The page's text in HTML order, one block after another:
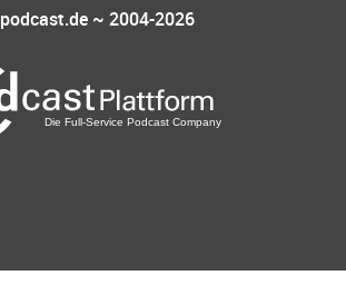
podcast.de ~ 2004-2026